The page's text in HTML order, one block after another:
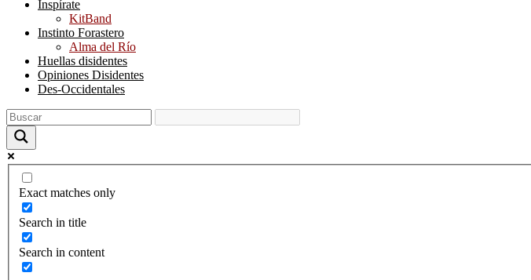
Inspírate
KitBand
Instinto Forastero
Alma del Río
Huellas disidentes
Opiniones Disidentes
Des-Occidentales
Exact matches only
Search in title
Search in content